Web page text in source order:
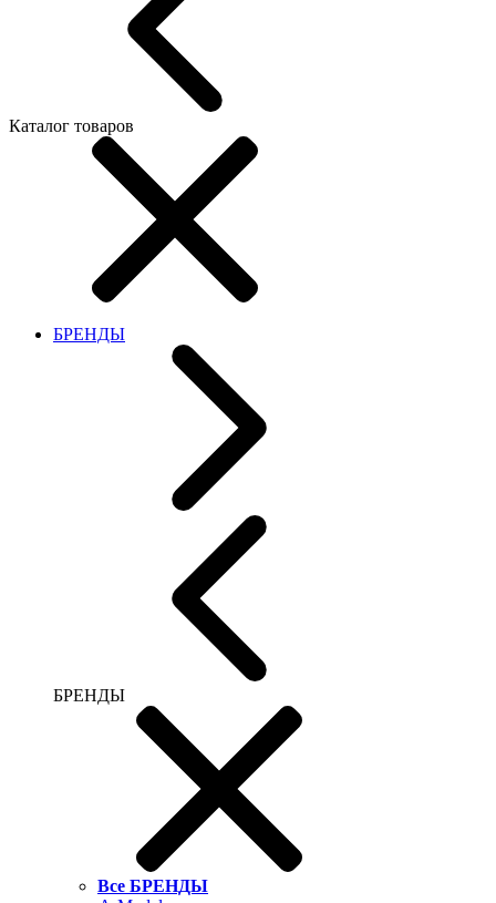
Каталог товаров
БРЕНДЫ
БРЕНДЫ
Все БРЕНДЫ